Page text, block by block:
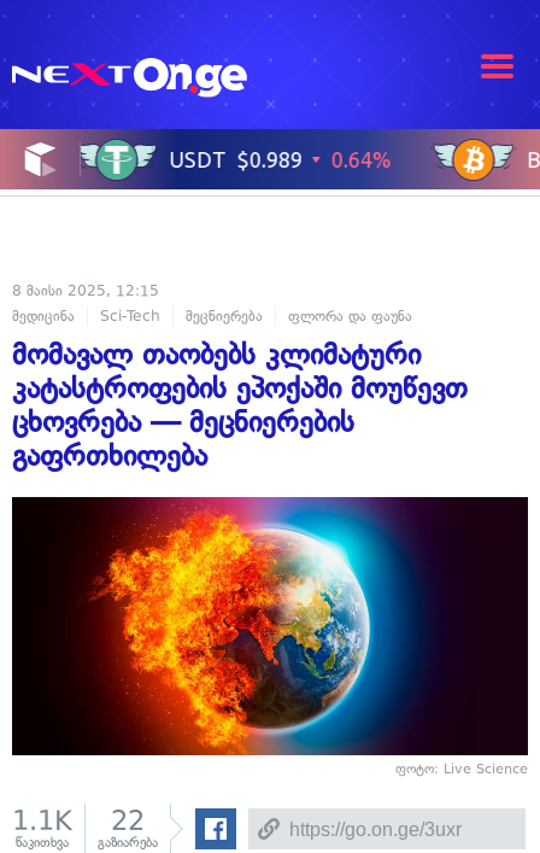
8 მაისი 2025, 12:15
მედიცინა
Sci-Tech მეცნიერება ფლორა და ფაუნა
მომავალ თაობებს კლიმატური
კატასტროფების ეპოქაში მოუწევთ
ცხოვრება — მეცნიერების
გაფრთხილება
ფოტო: Live Science
1.1K
წაკითხვა
22
გაზიარება